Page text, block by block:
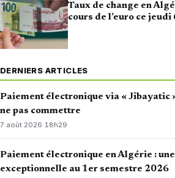
Taux de change en
cours de l’euro ce jeudi
DERNIERS ARTICLES
Paiement électronique via « Jibayatic
ne pas commettre
7 août 2026·18h29
Paiement électronique en Algérie :
exceptionnelle au 1er semestre 2026